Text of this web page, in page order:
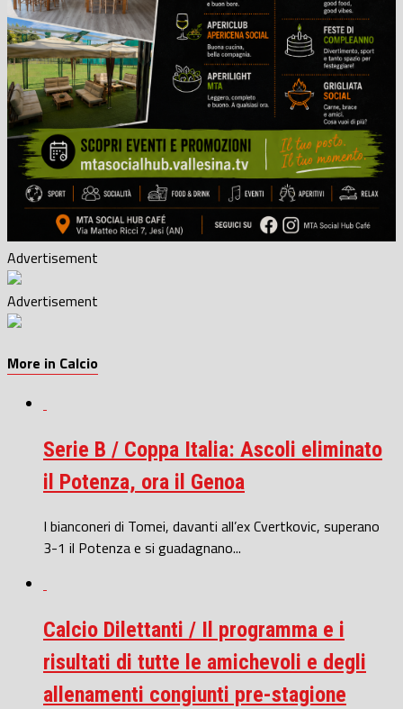
Advertisement
Advertisement
More in Calcio
Serie B / Coppa Italia: Ascoli eliminato
il Potenza, ora il Genoa
I bianconeri di Tomei, davanti all’ex Cvertkovic, superano
3-1 il Potenza e si guadagnano...
Calcio Dilettanti / Il programma e i
risultati di tutte le amichevoli e degli
allenamenti congiunti pre-stagione